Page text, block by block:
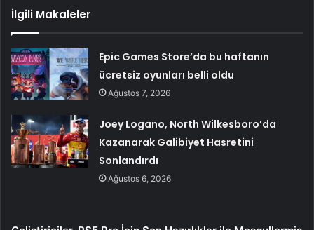
İlgili Makaleler
Epic Games Store’da bu haftanın
ücretsiz oyunları belli oldu
Ağustos 7, 2026
Joey Logano, North Wilkesboro’da
Kazanarak Galibiyet Hasretini
Sonlandırdı
Ağustos 6, 2026